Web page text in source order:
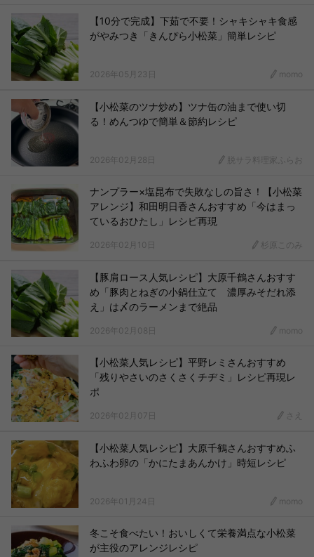
【10分で完成】下茹で不要！シャキシャキ食感
がやみつき「きんぴら小松菜」簡単レシピ
2026年05月23日 momo
【小松菜のツナ炒め】ツナ缶の油まで使い切
る！めんつゆで簡単＆節約レシピ
2026年02月28日 脱サラ料理家ふらお
ナンプラー×塩昆布で失敗なしの旨さ！【小松菜
アレンジ】和田明日香さんおすすめ「今はまっ
ているおひたし」レシピ再現
2026年02月10日 杉原このみ
【豚肩ロース人気レシピ】大原千鶴さんおすす
め「豚肉とねぎの小鍋仕立て 濃厚みそだれ添
え」は〆のラーメンまで絶品
2026年02月08日 momo
【小松菜人気レシピ】平野レミさんおすすめ
「残りやさいのさくさくチヂミ」レシピ再現レ
ポ
2026年02月07日 さえ
【小松菜人気レシピ】大原千鶴さんおすすめふ
わふわ卵の「かにたまあんかけ」時短レシピ
2026年01月24日 momo
冬こそ食べたい！おいしくて栄養満点な小松菜
が主役のアレンジレシピ